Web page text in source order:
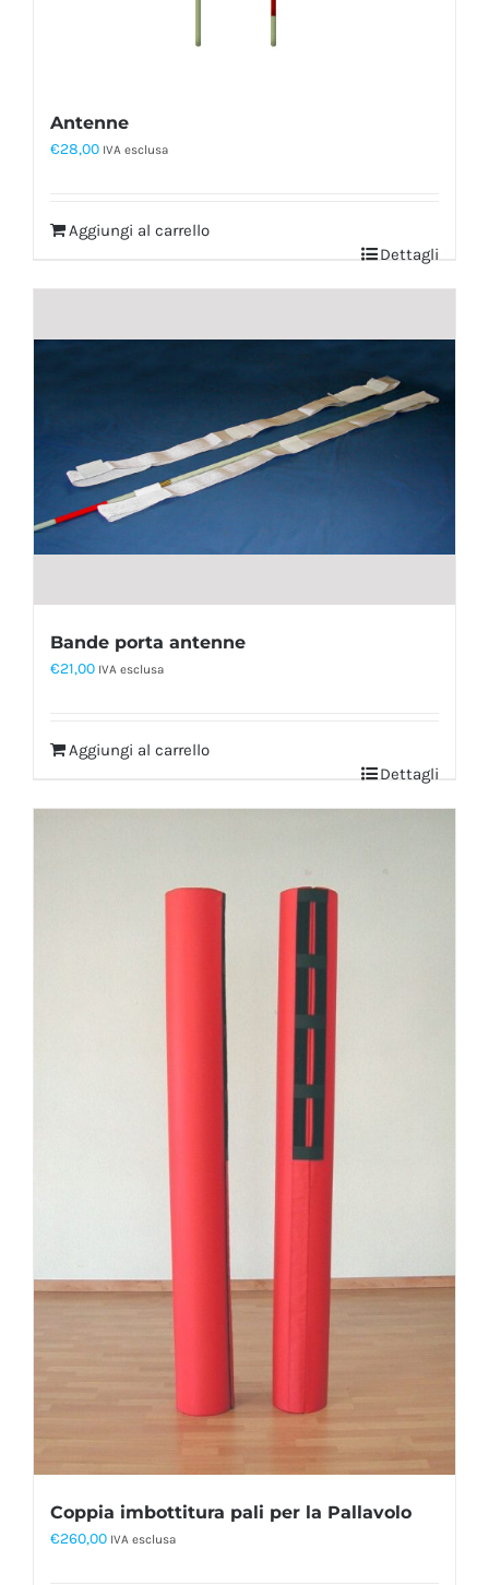
Antenne
€28,00 IVA esclusa
Aggiungi al carrello
Dettagli
Bande porta antenne
€21,00 IVA esclusa
Aggiungi al carrello
Dettagli
Coppia imbottitura pali per la Pallavolo
€260,00 IVA esclusa